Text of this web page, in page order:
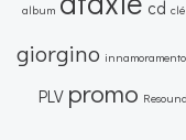
album cd
giorgino innamoramento
PLV promo